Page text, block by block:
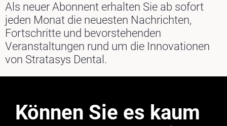
Als neuer Abonnent erhalten Sie ab sofort
jeden Monat die neuesten Nachrichten,
Fortschritte und bevorstehenden
Veranstaltungen rund um die Innovationen
von Stratasys Dental.
Können Sie es kaum